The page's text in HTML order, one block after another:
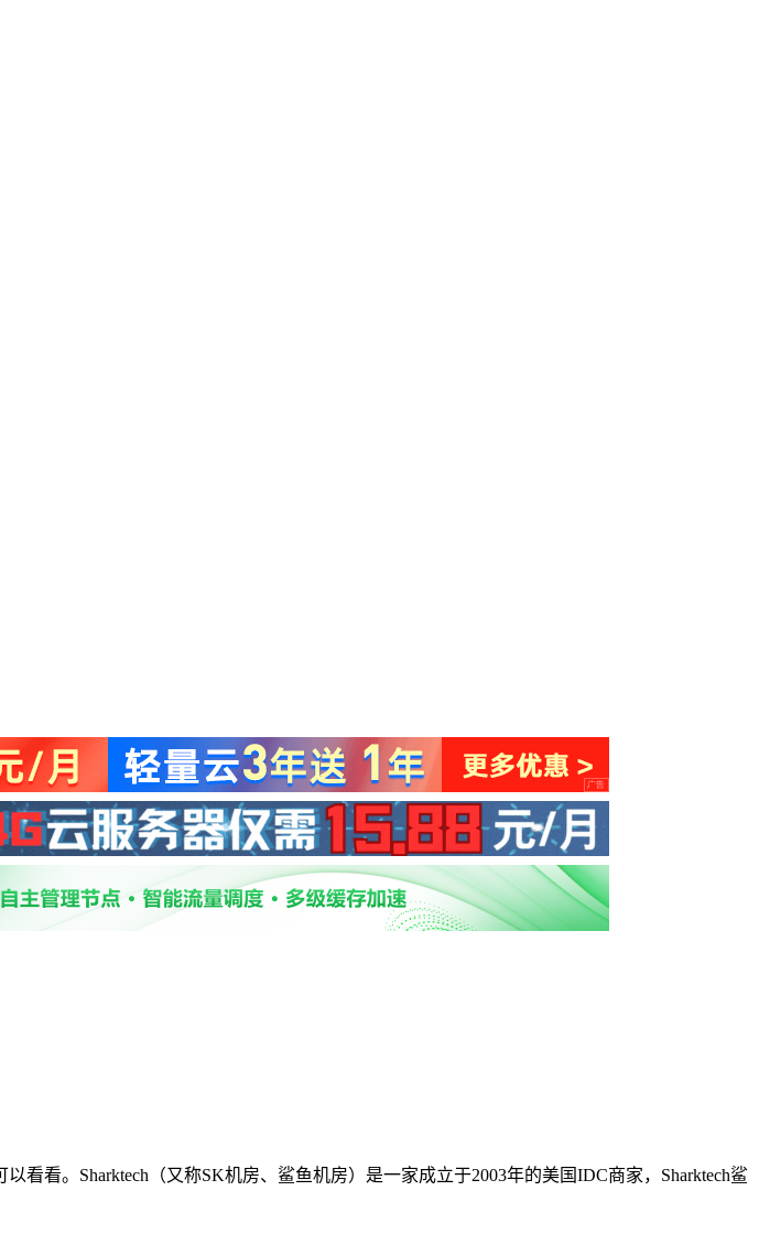
看看。Sharktech（又称SK机房、鲨鱼机房）是一家成立于2003年的美国IDC商家，Sharktech鲨